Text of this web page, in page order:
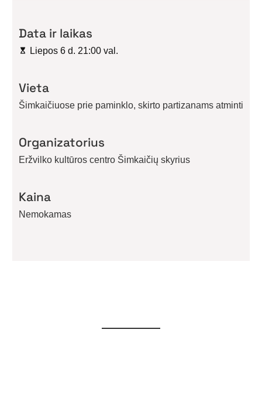
Data ir laikas
Liepos 6 d. 21:00 val.
Vieta
Šimkaičiuose prie paminklo, skirto partizanams atminti
Organizatorius
Eržvilko kultūros centro Šimkaičių skyrius
Kaina
Nemokamas